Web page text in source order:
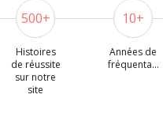
500+
Histoires
de réussite
sur notre
site
10+
Années de
fréquentation